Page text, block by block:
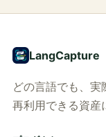
LangCapture
どの言語でも、実
再利用できる資産